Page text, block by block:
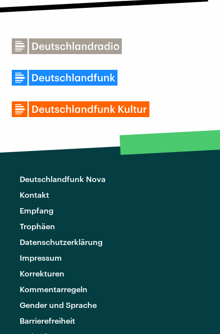
Deutschlandfunk Nova
Kontakt
Empfang
Trophäen
Datenschutzerklärung
Impressum
Korrekturen
Kommentarregeln
Gender und Sprache
Barrierefreiheit